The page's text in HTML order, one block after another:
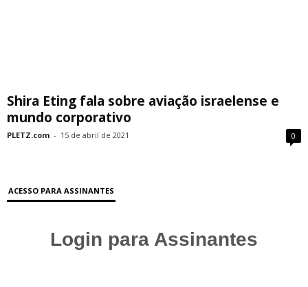
Shira Eting fala sobre aviação israelense e
mundo corporativo
PLETZ.com - 15 de abril de 2021 0
ACESSO PARA ASSINANTES
Login para Assinantes